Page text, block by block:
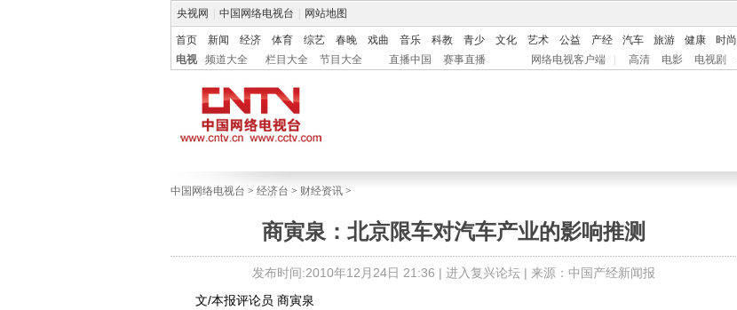
央视网 中国网络电视台 网站地图
首页 新闻 经济 体育 综艺 春晚 戏曲 音乐 科教 青少 文化 艺术 公益 产经 汽车 旅游 健康 时尚
电视
频道大全 栏目大全 节目大全 直播中国 赛事直播 网络电视客户端 高清 电影 电视剧
中国网络电视台 > 经济台 > 财经资讯 >
商寅泉：北京限车对汽车产业的影响推测
发布时间:2010年12月24日 21:36 | 进入复兴论坛| 来源：中国产经新闻报
文/本报评论员 商寅泉